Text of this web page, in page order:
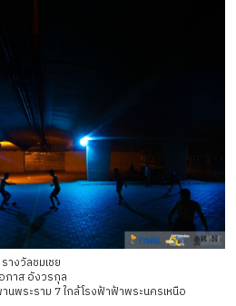
รางวัลชมเชย
ภาส อังวรกุล
นพระราม 7 ใกล้โรงฟ้าฟ้าพระนครเหนือ